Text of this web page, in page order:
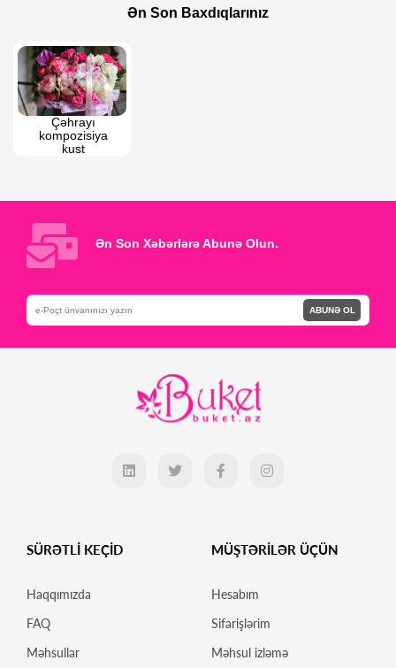
Qızılgül Qutuda "I love you" qızılgüllər
Ən Son Baxdıqlarınız
Çəhrayı
kompozisiya
kust
Ən Son Xəbərlərə Abunə Olun.
ABUNƏ OL
SÜRƏTLİ KEÇİD
Haqqımızda
FAQ
Məhsullar
MÜŞTƏRİLƏR ÜÇÜN
Hesabım
Sifarişlərim
Məhsul izləmə